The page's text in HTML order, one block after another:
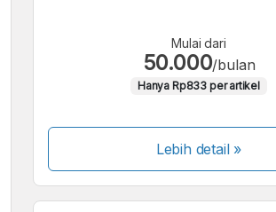
Mulai dari
50.000/bulan
Hanya Rp833 per artikel
Lebih detail »